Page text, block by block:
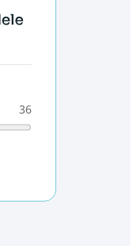
36